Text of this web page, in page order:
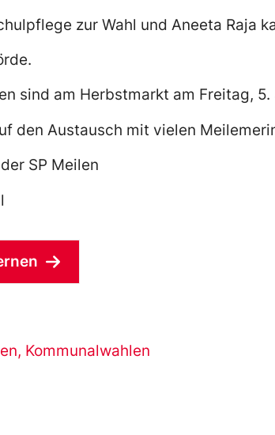
zur Wahl und Aneeta Raja
sind am Herbstmarkt am Freitag,
den Austausch mit vielen
SP Meilen
, Kommunalwahlen